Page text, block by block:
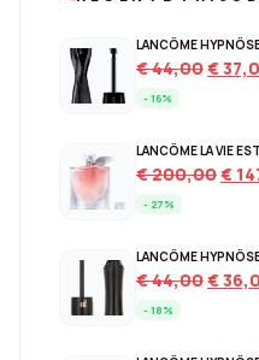
€44,00€
- 16%
€200,00
€
€
- 27%
LANCÔME
€44,00
€
€
- 18%